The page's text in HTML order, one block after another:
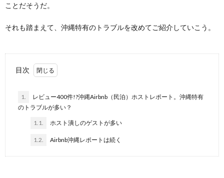
ことだそうだ。
それも踏まえて、沖縄特有のトラブルを改めてご紹介していこう。
目次
1.
レビュー400件!?沖縄Airbnb（民泊）ホストレポート。沖縄特有
のトラブルが多い？
1.1. ホスト潰しのゲストが多い
1.2. Airbnb沖縄レポートは続く